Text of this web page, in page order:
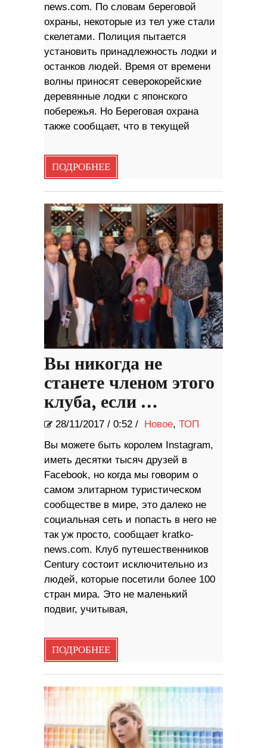
news.com. По словам береговой
охраны, некоторые из тел уже стали
скелетами. Полиция пытается
установить принадлежность лодки и
останков людей. Время от времени
волны приносят северокорейские
деревянные лодки с японского
побережья. Но Береговая охрана
также сообщает, что в текущей
ПОДРОБНЕЕ
Вы никогда не
станете членом этого
клуба, если …
28/11/2017 / 0:52 / Новое, ТОП
Вы можете быть королем Instagram,
иметь десятки тысяч друзей в
Facebook, но когда мы говорим о
самом элитарном туристическом
сообществе в мире, это далеко не
социальная сеть и попасть в него не
так уж просто, сообщает kratko-
news.com. Клуб путешественников
Century состоит исключительно из
людей, которые посетили более 100
стран мира. Это не маленький
подвиг, учитывая,
ПОДРОБНЕЕ